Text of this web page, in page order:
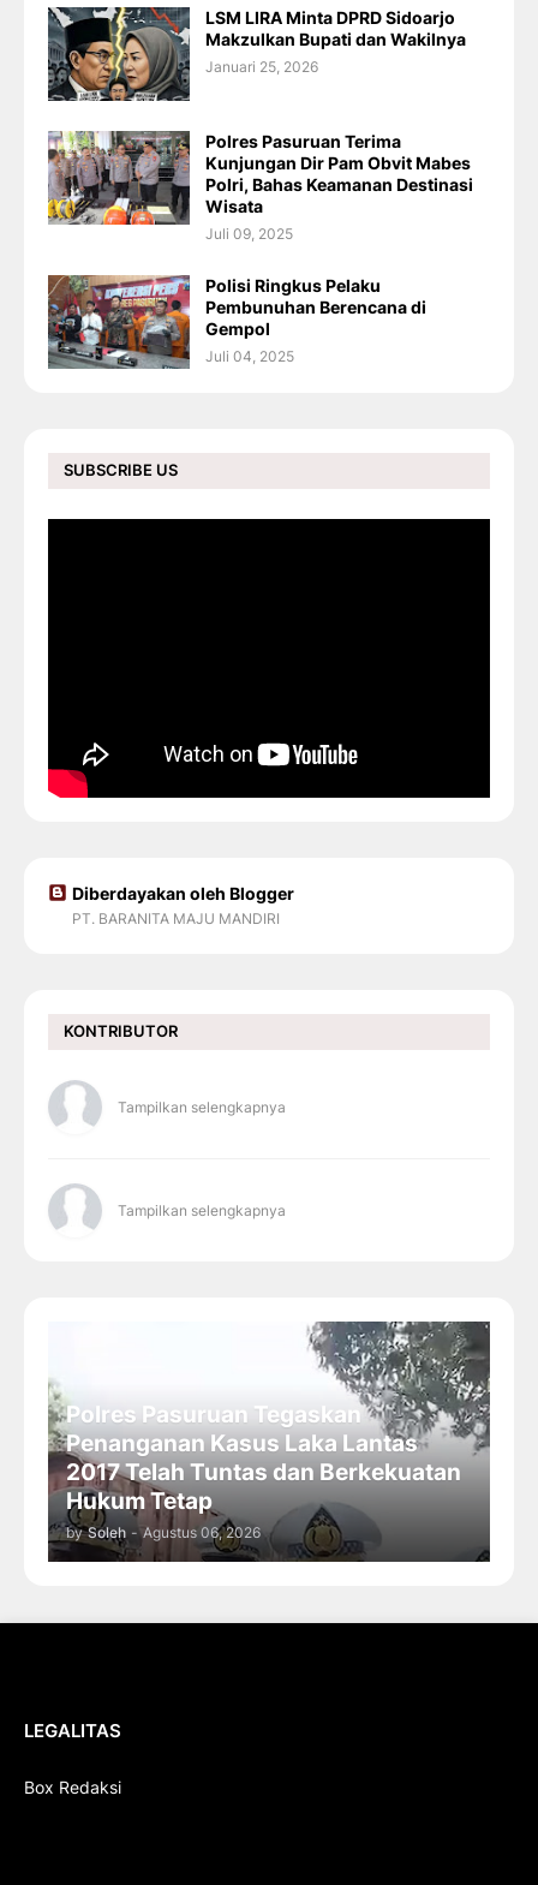
LSM LIRA Minta DPRD Sidoarjo
Makzulkan Bupati dan Wakilnya
Januari 25, 2026
Polres Pasuruan Terima
Kunjungan Dir Pam Obvit Mabes
Polri, Bahas Keamanan Destinasi
Wisata
Juli 09, 2025
Polisi Ringkus Pelaku
Pembunuhan Berencana di
Gempol
Juli 04, 2025
SUBSCRIBE US
Diberdayakan oleh Blogger
PT. BARANITA MAJU MANDIRI
KONTRIBUTOR
Tampilkan selengkapnya
Tampilkan selengkapnya
Polres Pasuruan Tegaskan
Penanganan Kasus Laka Lantas
2017 Telah Tuntas dan Berkekuatan
Hukum Tetap
by Soleh - Agustus 06, 2026
LEGALITAS
Box Redaksi